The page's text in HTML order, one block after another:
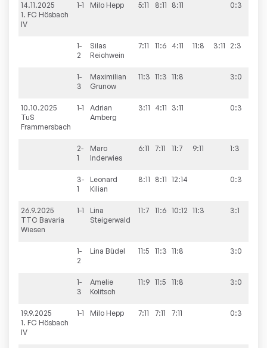
14.11.2025
1. FC Hösbach
IV
1-1 Milo Hepp 5:11 8:11 8:11 0:3
1-
2
Silas
Reichwein
7:11 11:6 4:11 11:8 3:11 2:3
1-
3
Maximilian
Grunow
11:3 11:3 11:8 3:0
10.10.2025
TuS
Frammersbach
1-1
Adrian
Amberg
3:11 4:11 3:11 0:3
2-
1
Marc
Inderwies
6:11 7:11 11:7 9:11 1:3
3-
1
Leonard
Kilian
8:11 8:11 12:14 0:3
26.9.2025
TTC Bavaria
Wiesen
1-1
Lina
Steigerwald
11:7 11:6 10:12 11:3 3:1
1-
2
Lina Büdel 11:5 11:3 11:8 3:0
1-
3
Amelie
Kolitsch
11:9 11:5 11:8 3:0
19.9.2025
1. FC Hösbach
IV
1-1 Milo Hepp 7:11 7:11 7:11 0:3